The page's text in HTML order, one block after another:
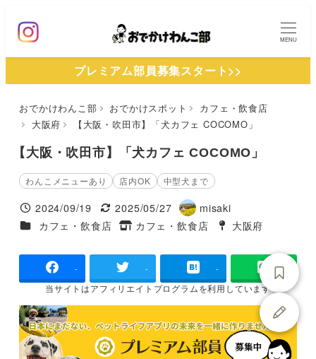
ン
MENU
プレミアム部員募集スタート>>
おでかけわんこ部 おでかけスポット
カフェ・飲食店
大阪府
【大阪・吹田市】「犬カフェ COCOMO」
【大阪・吹田市】「犬カフェ COCOMO」
わんこメニューあり 店内OK 中型犬まで
投稿日
2024/09/19
更新日
2025/05/27
著
者
misaki
施設ジャンル
カフェ・飲食店
タグ
カフェ・飲食店
タグ
大阪府
- - -
当サイトはアフィリエイトプログラムを利用しています